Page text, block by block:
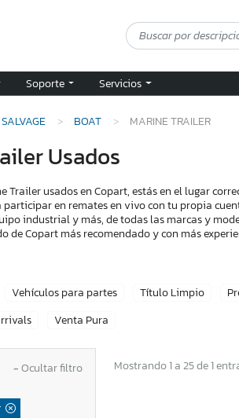
Soporte Servicios
BOAT MARINE TRAILER
Usados
Trailer usados en Copart, estás en el lugar
en remates en vivo con tu propia
industrial y más, de todas las marcas y
de Copart más recomendado y con más
Vehículos para partes Título Limpio
Venta Pura
−Ocultar filtro Mostrando 1 a 25 de 1